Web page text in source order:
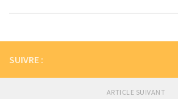
SUIVRE :
ARTICLE SUIVANT